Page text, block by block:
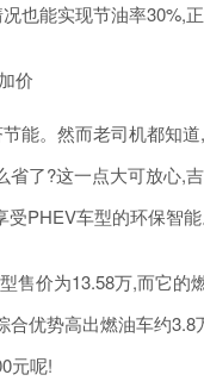
也能实现节油率30%,
价
能。然而老司机都知
了?这一点大可放心,
受PHEV车型的环保智
售价为13.58万,而它
优势高出燃油车约
元呢!